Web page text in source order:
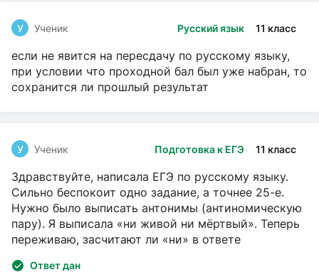
Русский язык 11 класс
У Ученик
если не явится на пересдачу по русскому языку,
при условии что проходной бал был уже набран, то
сохранится ли прошлый результат
Подготовка к ЕГЭ 11 класс
У Ученик
Здравствуйте, написала ЕГЭ по русскому языку.
Сильно беспокоит одно задание, а точнее 25-е.
Нужно было выписать антонимы (антиномическую
пару). Я выписала «ни живой ни мёртвый». Теперь
переживаю, засчитают ли «ни» в ответе
Ответ дан